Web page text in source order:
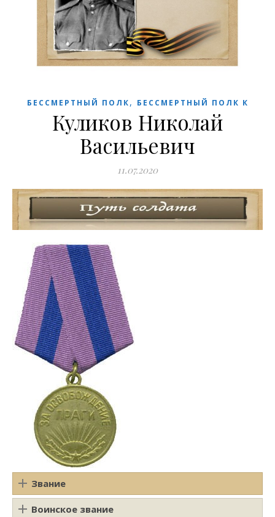
БЕССМЕРТНЫЙ ПОЛК, БЕССМЕРТНЫЙ ПОЛК К
Куликов Николай
Васильевич
11.07.2020
Звание
Воинское звание